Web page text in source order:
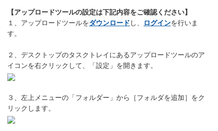
【アップロードツールの設定は下記内容をご確認ください】
１、アップロードツールをダウンロード し、 ログインを行いま
す。
２、デスクトップのタスクトレイにあるアップロードツールのア
イコンを右クリックして、「設定」を開きます。
３、左上メニューの「フォルダー」から［フォルダを追加］をク
リックします。